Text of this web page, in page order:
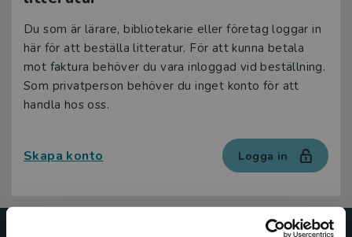
Du som är lärare, bibliotekarie eller företag loggar in
här för att beställa litteratur. För att kunna betala
mot faktura behöver du vara inloggad vid beställning.
Som privatperson behöver du inget konto för att
handla hos oss.
Skapa konto Logga in